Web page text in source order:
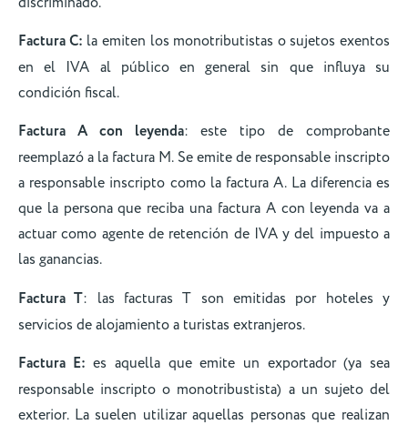
Factura C: la emiten los monotributistas o sujetos exentos
en el IVA al público en general sin que influya su
condición fiscal.
Factura A con leyenda: este tipo de comprobante
reemplazó a la factura M. Se emite de responsable inscripto
a responsable inscripto como la factura A. La diferencia es
que la persona que reciba una factura A con leyenda va a
actuar como agente de retención de IVA y del impuesto a
las ganancias.
Factura T: las facturas T son emitidas por hoteles y
servicios de alojamiento a turistas extranjeros.
Factura E: es aquella que emite un exportador (ya sea
responsable inscripto o monotribustista) a un sujeto del
exterior. La suelen utilizar aquellas personas que realizan